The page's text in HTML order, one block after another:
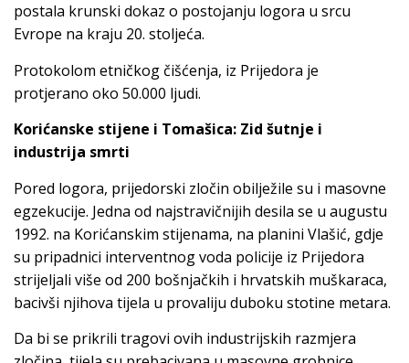
postala krunski dokaz o postojanju logora u srcu
Evrope na kraju 20. stoljeća.
Protokolom etničkog čišćenja, iz Prijedora je
protjerano oko 50.000 ljudi.
Korićanske stijene i Tomašica: Zid šutnje i
industrija smrti
Pored logora, prijedorski zločin obilježile su i masovne
egzekucije. Jedna od najstravičnijih desila se u augustu
1992. na Korićanskim stijenama, na planini Vlašić, gdje
su pripadnici interventnog voda policije iz Prijedora
strijeljali više od 200 bošnjačkih i hrvatskih muškaraca,
bacivši njihova tijela u provaliju duboku stotine metara.
Da bi se prikrili tragovi ovih industrijskih razmjera